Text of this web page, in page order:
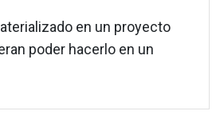
en un proyecto
poder hacerlo en un